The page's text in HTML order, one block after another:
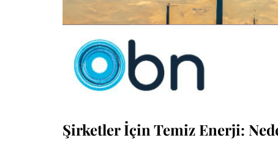
Şirketler İçin Temiz Enerji: